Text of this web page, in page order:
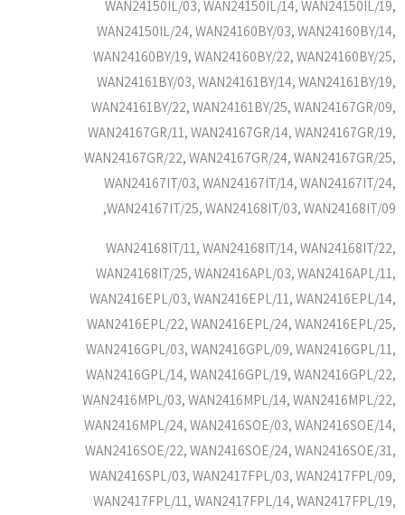
WAN24150IL/03, WAN24150IL/14, WAN24150IL/19,
WAN24150IL/24, WAN24160BY/03, WAN24160BY/14,
WAN24160BY/19, WAN24160BY/22, WAN24160BY/25,
WAN24161BY/03, WAN24161BY/14, WAN24161BY/19,
WAN24161BY/22, WAN24161BY/25, WAN24167GR/09,
WAN24167GR/11, WAN24167GR/14, WAN24167GR/19,
WAN24167GR/22, WAN24167GR/24, WAN24167GR/25,
WAN24167IT/03, WAN24167IT/14, WAN24167IT/24,
WAN24167IT/25, WAN24168IT/03, WAN24168IT/09,
WAN24168IT/11, WAN24168IT/14, WAN24168IT/22,
WAN24168IT/25, WAN2416APL/03, WAN2416APL/11,
WAN2416EPL/03, WAN2416EPL/11, WAN2416EPL/14,
WAN2416EPL/22, WAN2416EPL/24, WAN2416EPL/25,
WAN2416GPL/03, WAN2416GPL/09, WAN2416GPL/11,
WAN2416GPL/14, WAN2416GPL/19, WAN2416GPL/22,
WAN2416MPL/03, WAN2416MPL/14, WAN2416MPL/22,
WAN2416MPL/24, WAN2416SOE/03, WAN2416SOE/14,
WAN2416SOE/22, WAN2416SOE/24, WAN2416SOE/31,
WAN2416SPL/03, WAN2417FPL/03, WAN2417FPL/09,
WAN2417FPL/11, WAN2417FPL/14, WAN2417FPL/19,